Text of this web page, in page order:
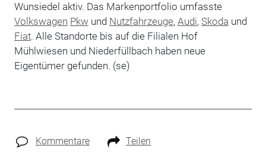
Wunsiedel aktiv. Das Markenportfolio umfasste
Volkswagen Pkw und Nutzfahrzeuge, Audi, Skoda und
Fiat. Alle Standorte bis auf die Filialen Hof
Mühlwiesen und Niederfüllbach haben neue
Eigentümer gefunden. (se)
Kommentare Teilen